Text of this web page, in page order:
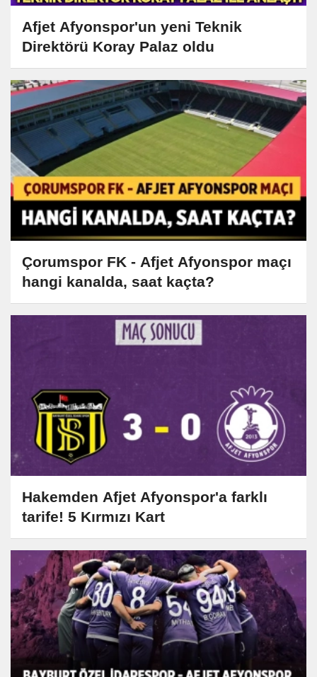
Afjet Afyonspor'un yeni Teknik
Direktörü Koray Palaz oldu
Çorumspor FK - Afjet Afyonspor maçı
hangi kanalda, saat kaçta?
Hakemden Afjet Afyonspor'a farklı
tarife! 5 Kırmızı Kart